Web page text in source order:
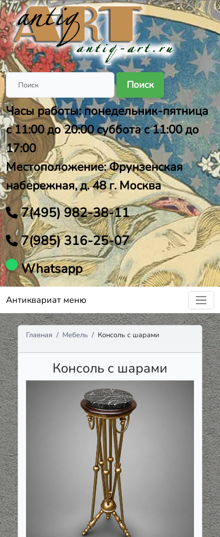
Поиск
Часы работы: понедельник-пятница
с 11:00 до 20:00 суббота с 11:00 до
17:00
Местоположение: Фрунзенская
набережная, д. 48 г. Москва
7(495) 982-38-11
7(985) 316-25-07
Whatsapp
Антиквариат меню
Главная Мебель Консоль с шарами
Консоль с шарами